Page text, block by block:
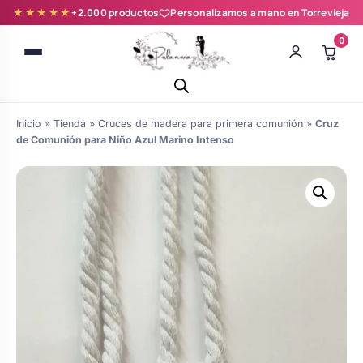
★★★★★+2.000 productos Personalizamos a mano en Torrevieja
0
novia y zapatillas
personalizadas
de boda
Árboles de Huellas para Primera
Comunión
Batas de comunión personalizadas
para niña
Inicio » Tienda » Cruces de madera para primera comunión » Cruz
de Comunión para Niño Azul Marino Intenso